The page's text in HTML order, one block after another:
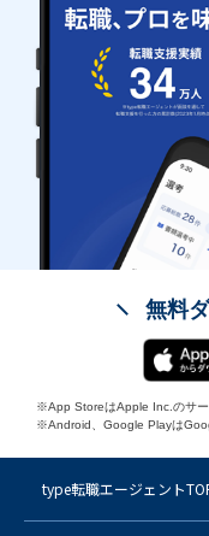
無料
※App StoreはApple Inc.のサー
※Android、Google Playは
type転職エージェント